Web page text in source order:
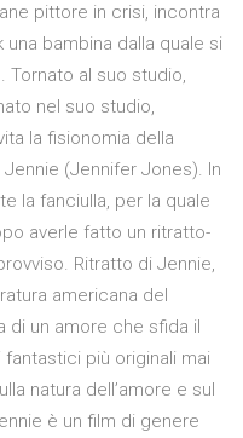
pittore in crisi, incontra
una bambina dalla quale si
Tornato al suo studio,
nel suo studio,
la fisionomia della
(Jennifer Jones). In
la fanciulla, per la quale
averle fatto un ritratto-
Ritratto di Jennie,
americana del
di un amore che sfida il
più originali mai
natura dell’amore e sul
è un film di genere